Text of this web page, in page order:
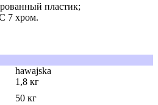
пластик;
7 хром.
hawajska
1,8 кг
50 кг